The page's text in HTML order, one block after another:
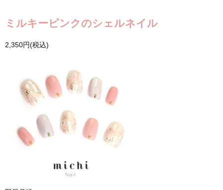
ミルキーピンクのシェルネイル
2,350円(税込)